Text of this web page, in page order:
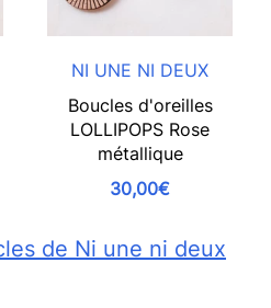
NI UNE NI DEUX
Boucles d'oreilles
LOLLIPOPS Rose
métallique
30,00€
de Ni une ni deux